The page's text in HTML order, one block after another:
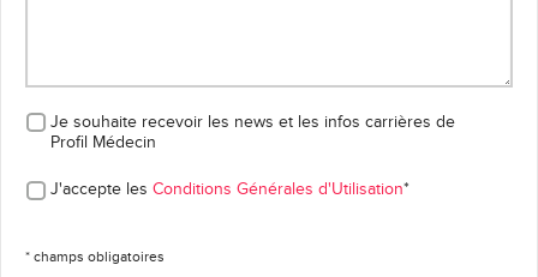
Je souhaite recevoir les news et les infos carrières de
Profil Médecin
J'accepte les Conditions Générales d'Utilisation*
* champs obligatoires